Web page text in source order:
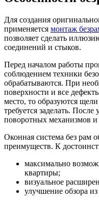
Для создания
применяется монтаж
позволяет сделать
соединений и стыков.
Перед началом работы
соблюдением техники
обрабатываются. При
поверхности и все
место, то образуются
требуется заделать.
поворотных механизмов и
Оконная система без рам
преимуществ. К
максимально
квартиры;
визуальное
улучшение обзора